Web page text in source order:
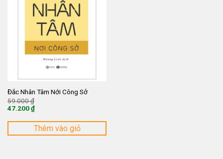
Đắc Nhân Tâm Nới Công Sở
59.000₫
59.000 ₫.
47.200₫
hiện
là:
Thêm vào giỏ